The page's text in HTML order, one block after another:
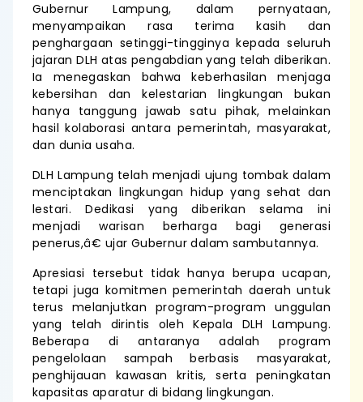
Gubernur Lampung, dalam pernyataan,
menyampaikan rasa terima kasih dan
penghargaan setinggi-tingginya kepada seluruh
jajaran DLH atas pengabdian yang telah diberikan.
Ia menegaskan bahwa keberhasilan menjaga
kebersihan dan kelestarian lingkungan bukan
hanya tanggung jawab satu pihak, melainkan
hasil kolaborasi antara pemerintah, masyarakat,
dan dunia usaha.
DLH Lampung telah menjadi ujung tombak dalam
menciptakan lingkungan hidup yang sehat dan
lestari. Dedikasi yang diberikan selama ini
menjadi warisan berharga bagi generasi
penerus,â€ ujar Gubernur dalam sambutannya.
Apresiasi tersebut tidak hanya berupa ucapan,
tetapi juga komitmen pemerintah daerah untuk
terus melanjutkan program-program unggulan
yang telah dirintis oleh Kepala DLH Lampung.
Beberapa di antaranya adalah program
pengelolaan sampah berbasis masyarakat,
penghijauan kawasan kritis, serta peningkatan
kapasitas aparatur di bidang lingkungan.